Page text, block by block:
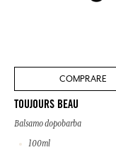
COMPRARE
TOUJOURS BEAU
Balsamo dopobarba
100ml